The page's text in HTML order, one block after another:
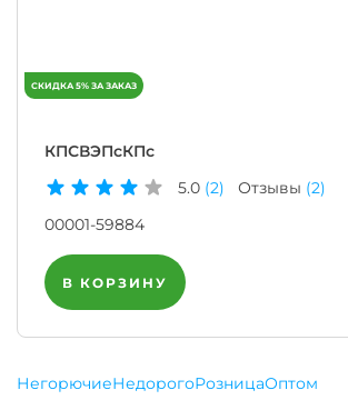
КПСВЭПсКПс
5.0 (2) Отзывы (2)
00001-59884
В КОРЗИНУ
НегорючиеНедорогоРозницаОптом